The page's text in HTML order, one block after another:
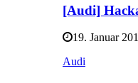
[Audi]
19. Januar
Audi